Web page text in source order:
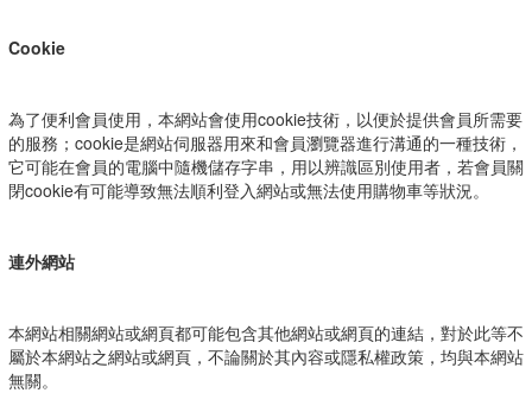
Cookie
為了便利會員使用，本網站會使用cookie技術，以便於提供會員所需要
的服務；cookie是網站伺服器用來和會員瀏覽器進行溝通的一種技術，
它可能在會員的電腦中隨機儲存字串，用以辨識區別使用者，若會員關
閉cookie有可能導致無法順利登入網站或無法使用購物車等狀況。
連外網站
本網站相關網站或網頁都可能包含其他網站或網頁的連結，對於此等不
屬於本網站之網站或網頁，不論關於其內容或隱私權政策，均與本網站
無關。